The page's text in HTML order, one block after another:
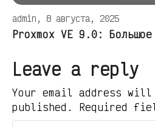
admin, 8 августа, 2025
Proxmox VE 9.0: Большое
Leave a reply
Your email address
published. Required